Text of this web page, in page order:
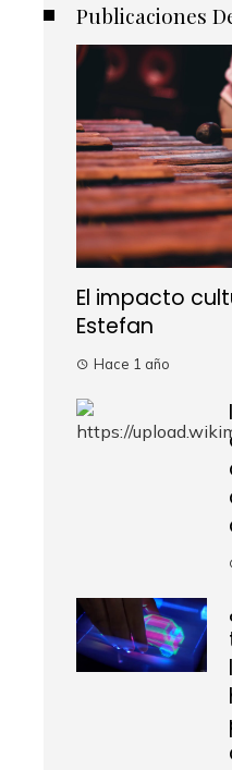
Publicaciones
El impacto
Estefan
Hace 1 año